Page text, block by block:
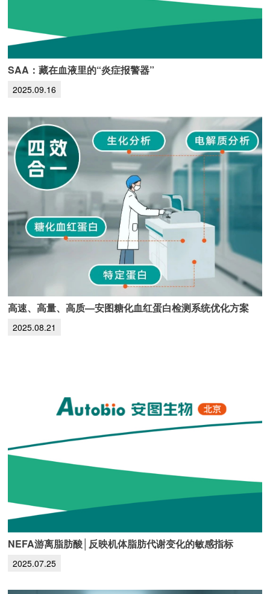
SAA：藏在血液里的“炎症报警器”
2025.09.16
高速、高量、高质—安图糖化血红蛋白检测系统优化方案
2025.08.21
NEFA游离脂肪酸│反映机体脂肪代谢变化的敏感指标
2025.07.25